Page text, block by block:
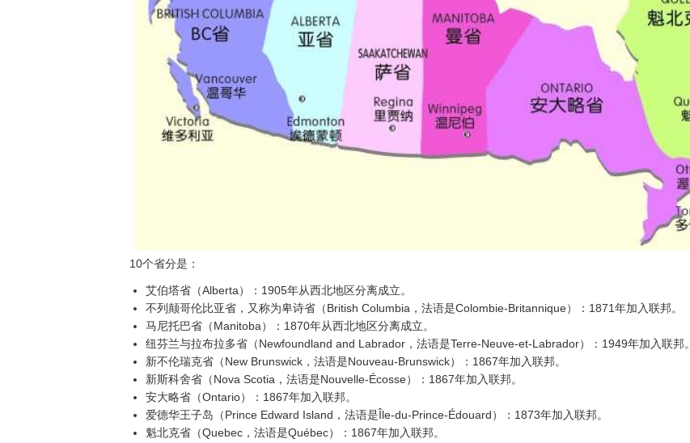
10个省分是：
艾伯塔省（Alberta）：1905年从西北地区分离成立。
不列颠哥伦比亚省，又称为卑诗省（British Columbia，法语是Colombie-Britannique）：1871年加入联邦。
马尼托巴省（Manitoba）：1870年从西北地区分离成立。
纽芬兰与拉布拉多省（Newfoundland and Labrador，法语是Terre-Neuve-et-Labrador）：1949年加入联邦。
新不伦瑞克省（New Brunswick，法语是Nouveau-Brunswick）：1867年加入联邦。
新斯科舍省（Nova Scotia，法语是Nouvelle-Écosse）：1867年加入联邦。
安大略省（Ontario）：1867年加入联邦。
爱德华王子岛（Prince Edward Island，法语是Île-du-Prince-Édouard）：1873年加入联邦。
魁北克省（Quebec，法语是Québec）：1867年加入联邦。